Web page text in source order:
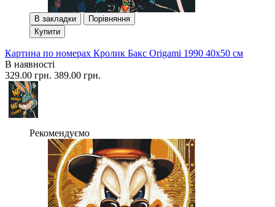
В закладки
Порівняння
Купити
Картина по номерах Кролик Бакс Origami 1990 40x50 см
В наявності
329.00 грн. 389.00 грн.
Рекомендуємо